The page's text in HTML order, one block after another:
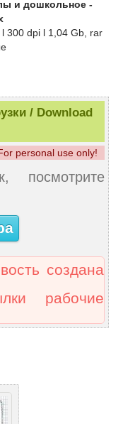
и дошкольное -
300 dpi l 1,04 Gb, rar
/ Download
personal use only!
посмотрите
создана
рабочие